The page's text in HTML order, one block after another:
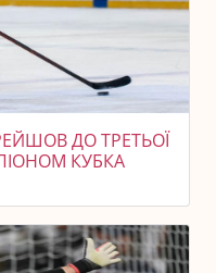
ДО ТРЕТЬОЇ
КУБКА